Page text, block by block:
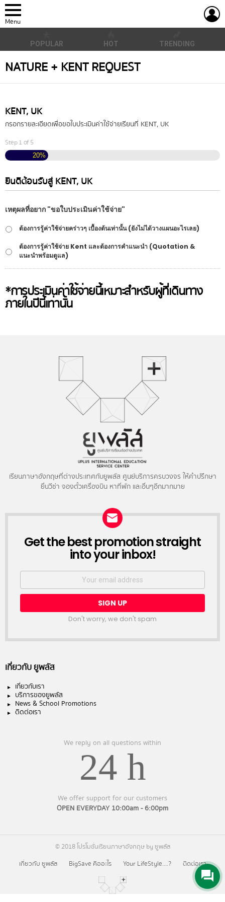
Menu
POPULAR HOT TRENDING
NATURE + KENT REQUEST
KENT, UK
กรอกรายละเอียดเพื่อขอใบประเมินค่าใช้จ่ายเรียนที่ KENT, UK
Step1of 5
20%
ยินดีต้อนรับสู่ KENT, UK
เหตุผลที่อยาก "ขอใบประเมินค่าใช้จ่าย"
ต้องการรู้ค่าใช้จ่ายคร่าวๆ เบื้องต้นเท่านั้น (ยังไม่ได้วางแผนอะไรเลย)
ต้องการรู้ค่าใช้จ่าย Kent และต้องการคำแนะนำ (Quotation &
แนะนำพร้อมดูแล)
*การประเมินค่าใช้จ่ายนี้เหมาะสำหรับผู้ที่เดินทาง
ภายในปีนี้เท่านั้น
เรียนภาษาอังกฤษที่ต่างประเทศกับยูพลัส ศูนย์บริการครบวงจร ให้คำปรึกษา
ยื่นวีซ่า จองตั๋วเครื่องบิน หาที่พัก และอื่นๆอีกมากมาย
NEWSLETTER
Get the best promotion straight
into your inbox!
Email
Don't worry, we don't spam
เกี่ยวกับ ยูพลัส
เกี่ยวกับเรา
บริการของยูพลัส
News & School Promotions
ติดต่อเรา
We reply on all questions within
24 h
We offer support for our customers
OPEN EVERYDAY 10:00am - 6:00pm
© 2018 โปรโมชั่นเรียนภาษาอังกฤษ by ยูพลัส
เกี่ยวกับ ยูพลัส
BigSave คืออะไร Your LifeStyle….? ติดต่อเรา